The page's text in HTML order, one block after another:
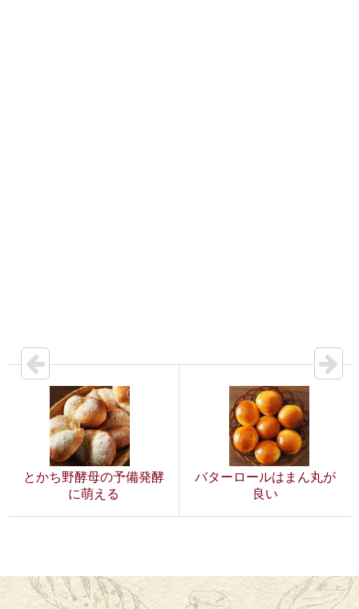
とかち野酵母の予備発酵
に萌える
バターロールはまん丸が
良い